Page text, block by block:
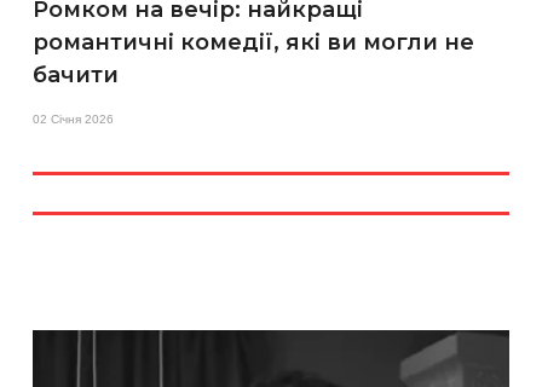
Ромком на вечір: найкращі
романтичні комедії, які ви могли не
бачити
02 Січня 2026